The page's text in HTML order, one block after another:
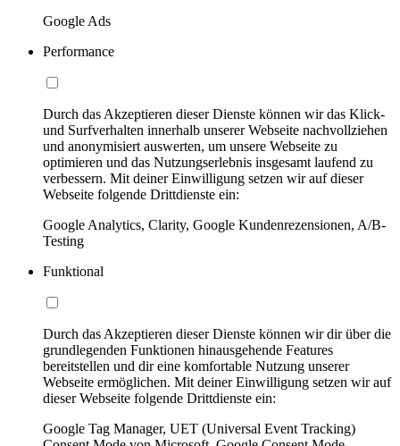
Google Ads
Performance
Durch das Akzeptieren dieser Dienste können wir das Klick-
und Surfverhalten innerhalb unserer Webseite nachvollziehen
und anonymisiert auswerten, um unsere Webseite zu
optimieren und das Nutzungserlebnis insgesamt laufend zu
verbessern. Mit deiner Einwilligung setzen wir auf dieser
Webseite folgende Drittdienste ein:
Google Analytics, Clarity, Google Kundenrezensionen, A/B-
Testing
Funktional
Durch das Akzeptieren dieser Dienste können wir dir über die
grundlegenden Funktionen hinausgehende Features
bereitstellen und dir eine komfortable Nutzung unserer
Webseite ermöglichen. Mit deiner Einwilligung setzen wir auf
dieser Webseite folgende Drittdienste ein:
Google Tag Manager, UET (Universal Event Tracking)